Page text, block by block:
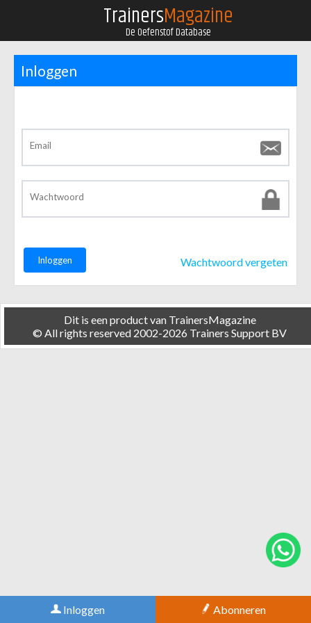
TrainersMagazine
De Oefenstof Database
Inloggen Abonneren
Inloggen
Inloggen Wachtwoord vergeten
Dit is een product van TrainersMagazine
© All rights reserved 2002-2026 Trainers Support BV